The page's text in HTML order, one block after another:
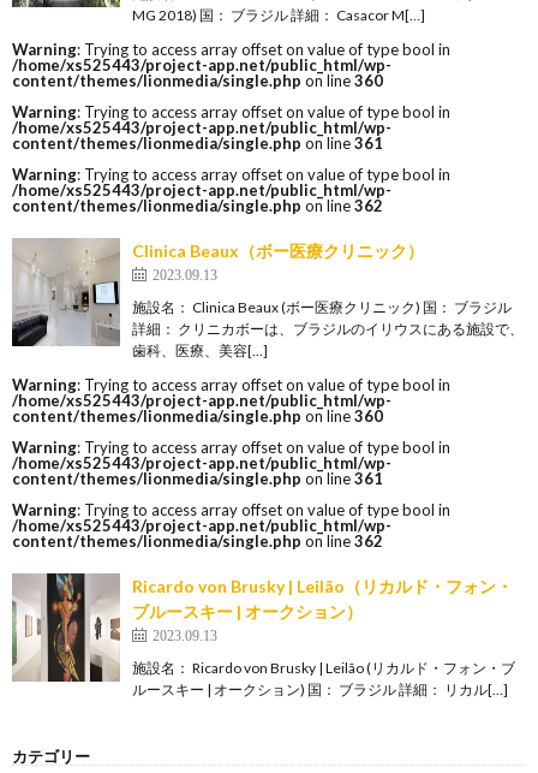
MG 2018) 国： ブラジル 詳細： Casacor M[…]
Warning: Trying to access array offset on value of type bool in
/home/xs525443/project-app.net/public_html/wp-
content/themes/lionmedia/single.php on line360
Warning: Trying to access array offset on value of type bool in
/home/xs525443/project-app.net/public_html/wp-
content/themes/lionmedia/single.php on line361
Warning: Trying to access array offset on value of type bool in
/home/xs525443/project-app.net/public_html/wp-
content/themes/lionmedia/single.php on line362
Clinica Beaux（ボー医療クリニック）
2023.09.13
施設名： Clinica Beaux (ボー医療クリニック) 国： ブラジル
詳細： クリニカボーは、ブラジルのイリウスにある施設で、
歯科、医療、美容[…]
Warning: Trying to access array offset on value of type bool in
/home/xs525443/project-app.net/public_html/wp-
content/themes/lionmedia/single.php on line360
Warning: Trying to access array offset on value of type bool in
/home/xs525443/project-app.net/public_html/wp-
content/themes/lionmedia/single.php on line361
Warning: Trying to access array offset on value of type bool in
/home/xs525443/project-app.net/public_html/wp-
content/themes/lionmedia/single.php on line362
Ricardo von Brusky | Leilão（リカルド・フォン・
ブルースキー | オークション）
2023.09.13
施設名： Ricardo von Brusky | Leilão (リカルド・フォン・ブ
ルースキー | オークション) 国： ブラジル 詳細： リカル[…]
カテゴリー